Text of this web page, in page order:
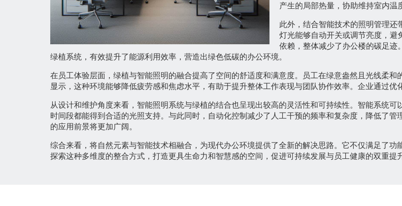
产生的局部热量，协助维持室内温
此外，结合智能技术的照明管理还
灯光能够自动开关或调节亮度，避
依赖，整体减少了办公楼的碳足迹
绿植系统，有效提升了能源利用效率，营造出绿色低碳的办公环境。
在员工体验层面，绿植与智能照明的融合提高了空间的舒适度和满意度。员工在绿意盎然且光线柔
显示，这种环境能够降低疲劳感和焦虑水平，有助于提升整体工作表现与团队协作效率。企业通过优
从设计和维护角度来看，智能照明系统与绿植的结合也呈现出较高的灵活性和可持续性。智能系统
时间段都能得到合适的光照支持。与此同时，自动化控制减少了人工干预的频率和复杂度，降低了
的应用前景将更加广阔。
综合来看，将自然元素与智能技术相融合，为现代办公环境提供了全新的解决思路。它不仅满足了
探索这种多维度的整合方式，打造更具生命力和智慧感的空间，促进可持续发展与员工健康的双重提